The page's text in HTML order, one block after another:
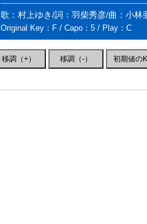
歌：村上ゆき/詞：羽柴秀彦/曲：小林
Original Key：F / Capo：5 / Play：C